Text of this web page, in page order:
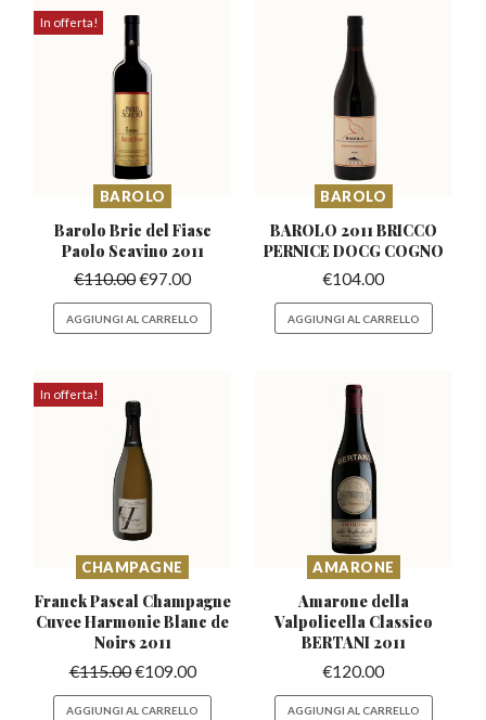
In offerta!
BAROLO
Barolo Bric del Fiasc
Paolo Scavino 2011
€110.00€97.00
AGGIUNGI AL CARRELLO
BAROLO
BAROLO 2011 BRICCO
PERNICE DOCG COGNO
€104.00
AGGIUNGI AL CARRELLO
In offerta!
CHAMPAGNE
Franck Pascal Champagne
CuveeHarmonie Blanc de
Noirs 2011
€115.00€109.00
AGGIUNGI AL CARRELLO
AMARONE
Amarone della
Valpolicella Classico
BERTANI 2011
€120.00
AGGIUNGI AL CARRELLO